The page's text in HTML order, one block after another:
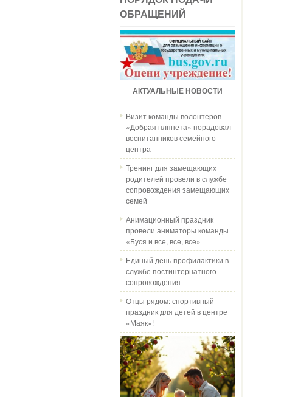
ОБРАЩЕНИЙ
АКТУАЛЬНЫЕ НОВОСТИ
Визит команды волонтеров
«Добрая плпнета» порадовал
воспитанников семейного
центра
Тренинг для замещающих
родителей провели в службе
сопровождения замещающих
семей
Анимационный праздник
провели аниматоры команды
«Буся и все, все, все»
Единый день профилактики в
службе постинтернатного
сопровождения
Отцы рядом: спортивный
праздник для детей в центре
«Маяк»!